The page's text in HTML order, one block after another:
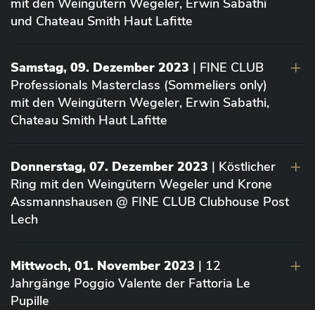
und Chateau Smith Haut Lafitte
Samstag, 09. Dezember 2023 | FINE CLUB
Professionals Masterclass (Sommeliers only)
mit den Weingütern Wegeler, Erwin Sabathi,
Chateau Smith Haut Lafitte
Donnerstag, 07. Dezember 2023 | Köstlicher
Ring mit den Weingütern Wegeler und Krone
Assmannshausen @ FINE CLUB Clubhouse Post
Lech
Mittwoch, 01. November 2023 | 12
Jahrgänge Poggio Valente der Fattoria Le
Pupille